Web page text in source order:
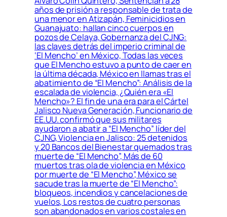
años de prisión a responsable de trata de
una menor en Atizapán, Feminicidios en
Guanajuato: hallan cinco cuerpos en
pozos de Celaya, Gobernanza del CJNG:
las claves detrás del imperio criminal de
‘El Mencho’ en México, Todas las veces
que El Mencho estuvo a punto de caer en
la última década, México en llamas tras el
abatimiento de “El Mencho”: Análisis de la
escalada de violencia, ¿Quién era «El
Mencho»? El fin de una era para el Cártel
Jalisco Nueva Generación, Funcionario de
EE.UU. confirmó que sus militares
ayudaron a abatir a “El Mencho” líder del
CJNG, Violencia en Jalisco: 25 detenidos
y 20 Bancos del Bienestar quemados tras
muerte de “El Mencho”, Más de 60
muertos tras ola de violencia en México
por muerte de “El Mencho”, México se
sacude tras la muerte de “El Mencho”:
bloqueos, incendios y cancelaciones de
vuelos, Los restos de cuatro personas
son abandonados en varios costales en